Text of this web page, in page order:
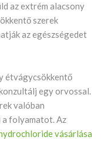
az extrém alacsony
szerek
az egészségedet
étvágycsökkentő
egy orvossal.
valóban
a folyamatot. Az
vásárlása